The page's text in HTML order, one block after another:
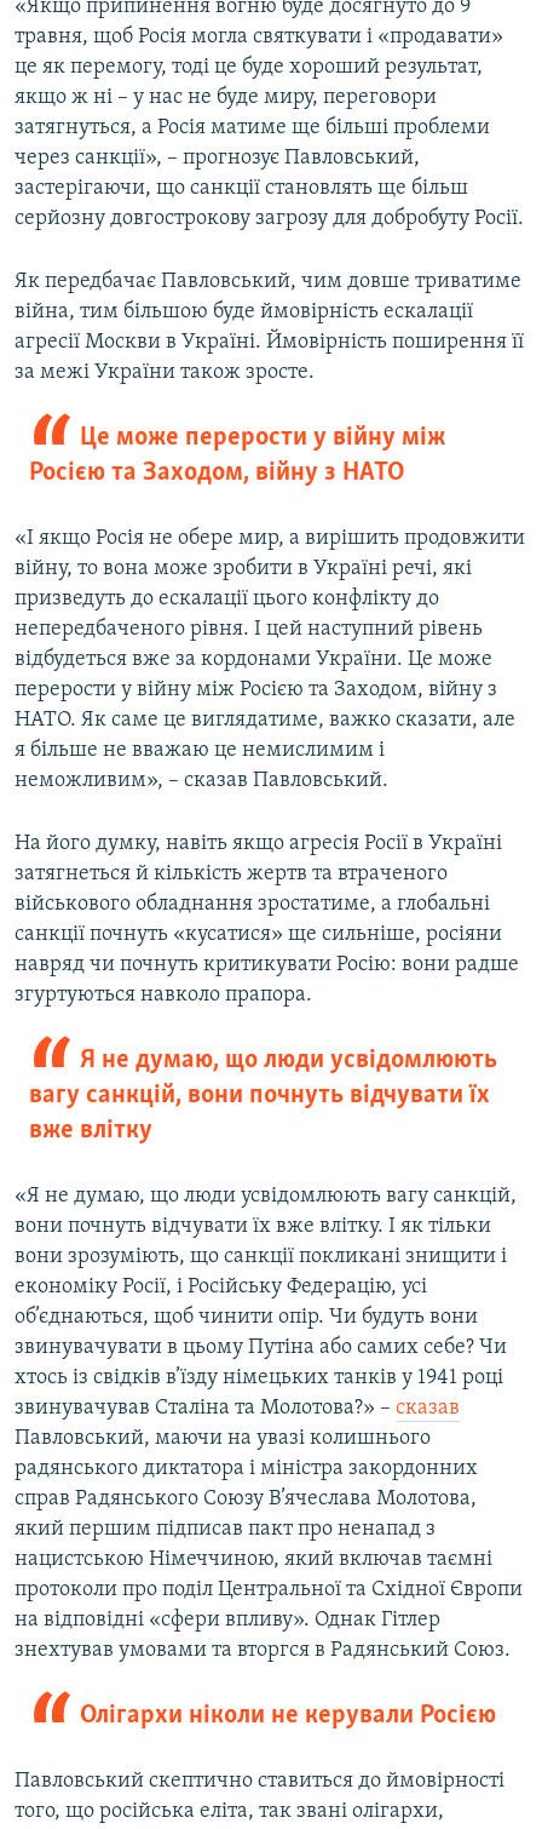
«Якщо припинення вогню буде досягнуто до 9
травня, щоб Росія могла святкувати і «продавати»
це як перемогу, тоді це буде хороший результат,
якщо ж ні – у нас не буде миру, переговори
затягнуться, а Росія матиме ще більші проблеми
через санкції», – прогнозує Павловський,
застерігаючи, що санкції становлять ще більш
серйозну довгострокову загрозу для добробуту Росії.
Як передбачає Павловський, чим довше триватиме
війна, тим більшою буде ймовірність ескалації
агресії Москви в Україні. Ймовірність поширення її
за межі України також зросте.
Це може перерости у війну між
Росією та Заходом, війну з НАТО
«І якщо Росія не обере мир, а вирішить продовжити
війну, то вона може зробити в Україні речі, які
призведуть до ескалації цього конфлікту до
непередбаченого рівня. І цей наступний рівень
відбудеться вже за кордонами України. Це може
перерости у війну між Росією та Заходом, війну з
НАТО. Як саме це виглядатиме, важко сказати, але
я більше не вважаю це немислимим і
неможливим», – сказав Павловський.
На його думку, навіть якщо агресія Росії в Україні
затягнеться й кількість жертв та втраченого
військового обладнання зростатиме, а глобальні
санкції почнуть «кусатися» ще сильніше, росіяни
навряд чи почнуть критикувати Росію: вони радше
згуртуються навколо прапора.
Я не думаю, що люди усвідомлюють
вагу санкцій, вони почнуть відчувати їх
вже влітку
«Я не думаю, що люди усвідомлюють вагу санкцій,
вони почнуть відчувати їх вже влітку. І як тільки
вони зрозуміють, що санкції покликані знищити і
економіку Росії, і Російську Федерацію, усі
об’єднаються, щоб чинити опір. Чи будуть вони
звинувачувати в цьому Путіна або самих себе? Чи
хтось із свідків в’їзду німецьких танків у 1941 році
звинувачував Сталіна та Молотова?» – сказав
Павловський, маючи на увазі колишнього
радянського диктатора і міністра закордонних
справ Радянського Союзу В’ячеслава Молотова,
який першим підписав пакт про ненапад з
нацистською Німеччиною, який включав таємні
протоколи про поділ Центральної та Східної Європи
на відповідні «сфери впливу». Однак Гітлер
знехтував умовами та вторгся в Радянський Союз.
Олігархи ніколи не керували Росією
Павловський скептично ставиться до ймовірності
того, що російська еліта, так звані олігархи,